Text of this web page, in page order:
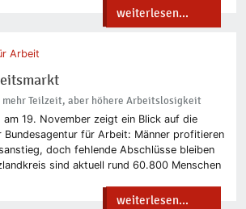
weiterlesen...
mehr Teilzeit, aber höhere Arbeitslosigkeit
am 19. November zeigt ein Blick auf die
Bundesagentur für Arbeit: Männer profitieren
doch fehlende Abschlüsse bleiben
sind aktuell rund 60.800 Menschen
weiterlesen...